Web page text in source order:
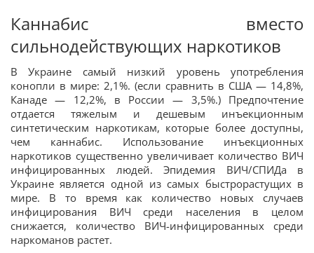
Каннабис вместо
сильнодействующих наркотиков
В Украине самый низкий уровень употребления
конопли в мире: 2,1%. (если сравнить в США — 14,8%,
Канаде — 12,2%, в России — 3,5%.) Предпочтение
отдается тяжелым и дешевым инъекционным
синтетическим наркотикам, которые более доступны,
чем каннабис. Использование инъекционных
наркотиков существенно увеличивает количество ВИЧ
инфицированных людей. Эпидемия ВИЧ/СПИДа в
Украине является одной из самых быстрорастущих в
мире. В то время как количество новых случаев
инфицирования ВИЧ среди населения в целом
снижается, количество ВИЧ-инфицированных среди
наркоманов растет.